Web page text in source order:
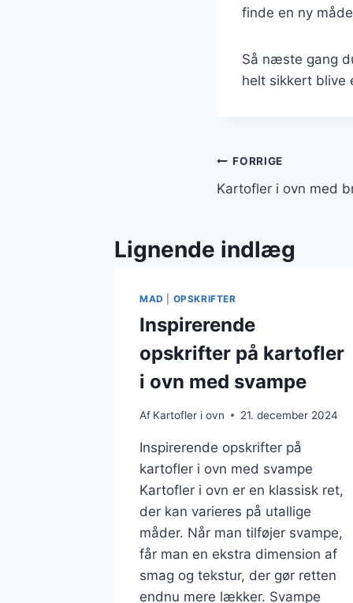
finde en ny
Så næste gang
helt sikkert blive
FORRIGE
Kartofler i ovn med
Lignende indlæg
MAD OPSKRIFTER
Inspirerende
opskrifter på kartofler
i ovn med svampe
Af Kartofler i ovn 21. december 2024
Inspirerende opskrifter på
kartofler i ovn med svampe
Kartofler i ovn er en klassisk ret,
der kan varieres på utallige
måder. Når man tilføjer svampe,
får man en ekstra dimension af
smag og tekstur, der gør retten
endnu mere lækker. Svampe